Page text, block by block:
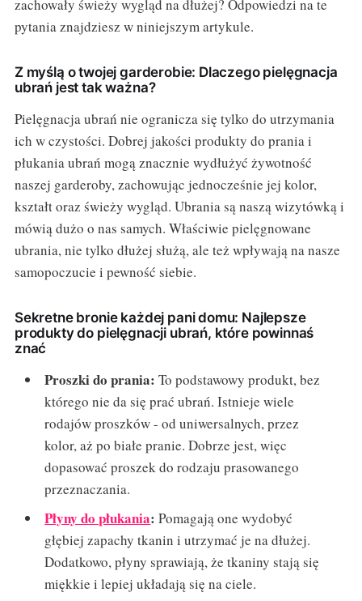
zachowały świeży wygląd na dłużej? Odpowiedzi na te
pytania znajdziesz w niniejszym artykule.
Z myślą o twojej garderobie: Dlaczego pielęgnacja
ubrań jest tak ważna?
Pielęgnacja ubrań nie ogranicza się tylko do utrzymania
ich w czystości. Dobrej jakości produkty do prania i
płukania ubrań mogą znacznie wydłużyć żywotność
naszej garderoby, zachowując jednocześnie jej kolor,
kształt oraz świeży wygląd. Ubrania są naszą wizytówką i
mówią dużo o nas samych. Właściwie pielęgnowane
ubrania, nie tylko dłużej służą, ale też wpływają na nasze
samopoczucie i pewność siebie.
Sekretne bronie każdej pani domu: Najlepsze
produkty do pielęgnacji ubrań, które powinnaś
znać
Proszki do prania: To podstawowy produkt, bez
którego nie da się prać ubrań. Istnieje wiele
rodajów proszków - od uniwersalnych, przez
kolor, aż po białe pranie. Dobrze jest, więc
dopasować proszek do rodzaju prasowanego
przeznaczania.
Płyny do płukania: Pomagają one wydobyć
głębiej zapachy tkanin i utrzymać je na dłużej.
Dodatkowo, płyny sprawiają, że tkaniny stają się
miękkie i lepiej układają się na ciele.